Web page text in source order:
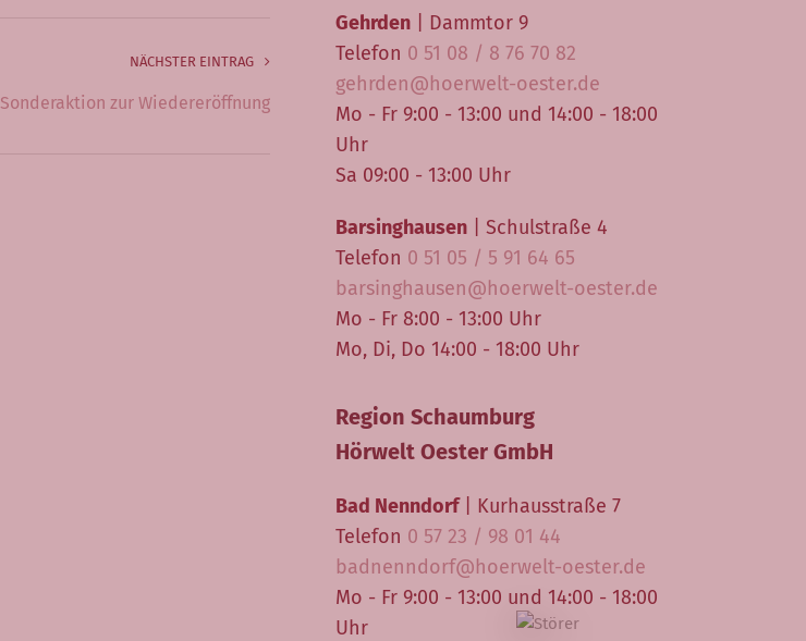
NÄCHSTER EINTRAG
Sonderaktion zur Wiedereröffnung
Gehrden | Dammtor 9
Telefon 0 51 08 / 8 76 70 82
gehrden@hoerwelt-oester.de
Mo - Fr 9:00 - 13:00 und 14:00 - 18:00
Uhr
Sa 09:00 - 13:00 Uhr
Barsinghausen | Schulstraße 4
Telefon 0 51 05 / 5 91 64 65
barsinghausen@hoerwelt-oester.de
Mo - Fr 8:00 - 13:00 Uhr
Mo, Di, Do 14:00 - 18:00 Uhr
Region Schaumburg
Hörwelt Oester GmbH
Bad Nenndorf| Kurhausstraße 7
Telefon 0 57 23 / 98 01 44
badnenndorf@hoerwelt-oester.de
Mo - Fr 9:00 - 13:00 und 14:00 - 18:00
Uhr